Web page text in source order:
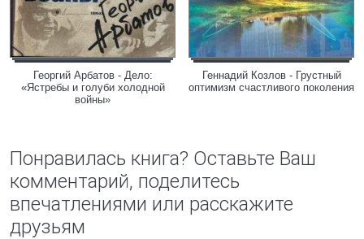
Георгий Арбатов - Дело:
«Ястребы и голуби холодной
войны»
Геннадий Козлов - Грустный
оптимизм счастливого поколения
Понравилась книга? Оставьте Ваш
комментарий, поделитесь
впечатлениями или расскажите
друзьям